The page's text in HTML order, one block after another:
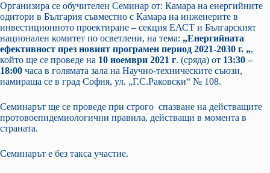
Организира се обучителен Семинар от: Камара на енергийните
одитори в България съвместно с Камара на инженерите в
инвестиционното проектиране – секция ЕАСТ и Българският
национален комитет по осветлени, на тема: „Енергийната
ефективност през новият програмен период 2021-2030 г. „,
който ще се проведе на 10 ноември 2021 г. (сряда) от 13:30 –
18:00 часа в голямата зала на Научно-техническите съюзи,
намираща се в град София, ул. „Г.С.Раковски“ № 108.
Семинарът ще се проведе при строго спазване на действащите
протовоепидемиологични правила, действащи в момента в
страната.
Семинарът е без такса участие.